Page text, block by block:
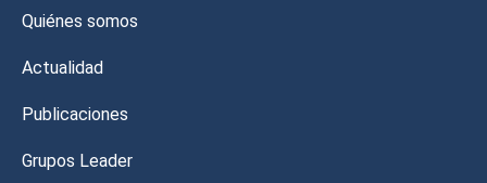
Quiénes somos
Actualidad
Publicaciones
Grupos Leader